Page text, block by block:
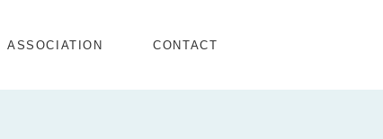
ASSOCIATION CONTACT